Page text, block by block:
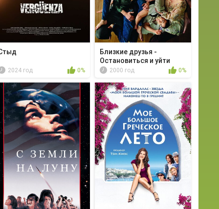
2024 год 0%
Близкие друзья -
Остановиться и уйти
2000 год 0%